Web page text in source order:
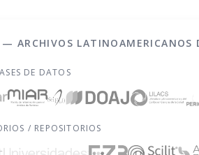
ARCHIVOS LATINOAMERICANOS
DE DATOS
/ REPOSITORIOS